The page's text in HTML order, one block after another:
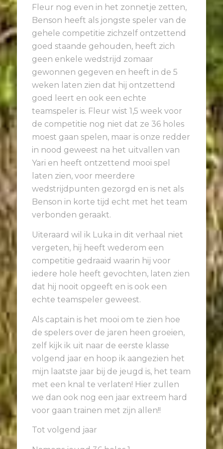
Fleur nog even in het zonnetje zetten,
Benson heeft als jongste speler van de
gehele competitie zichzelf ontzettend
goed staande gehouden, heeft zich
geen enkele wedstrijd zomaar
gewonnen gegeven en heeft in de 5
weken laten zien dat hij ontzettend
goed leert en ook een echte
teamspeler is. Fleur wist 1,5 week voor
de competitie nog niet dat ze 36 holes
moest gaan spelen, maar is onze redder
in nood geweest na het uitvallen van
Yari en heeft ontzettend mooi spel
laten zien, voor meerdere
wedstrijdpunten gezorgd en is net als
Benson in korte tijd echt met het team
verbonden geraakt.
Uiteraard wil ik Luka in dit verhaal niet
vergeten, hij heeft wederom een
competitie gedraaid waarin hij voor
iedere hole heeft gevochten, laten zien
dat hij nooit opgeeft en is ook een
echte teamspeler geweest.
Als captain is het mooi om te zien hoe
de spelers over de jaren heen groeien,
zelf kijk ik uit naar de eerste klasse
volgend jaar en hoop ik aangezien het
mijn laatste jaar bij de jeugd is, het team
met een knal te verlaten! Hier zullen
we dan ook nog een jaar extreem hard
voor gaan trainen met zijn allen!!
Tot volgend jaar